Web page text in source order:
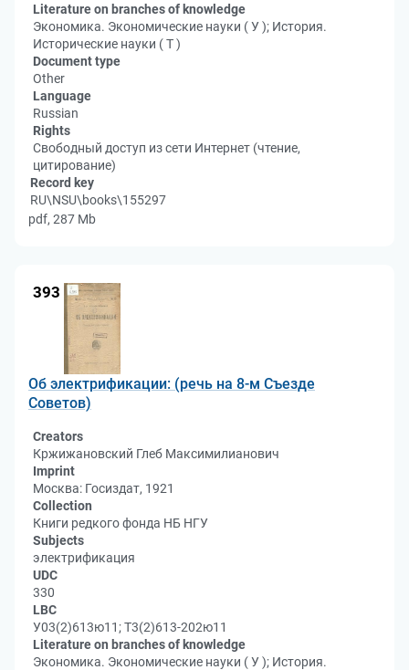
Literature on branches of knowledge
Экономика. Экономические науки ( У ); История.
Исторические науки ( Т )
Document type
Other
Language
Russian
Rights
Свободный доступ из сети Интернет (чтение,
цитирование)
Record key
RU\NSU\books\155297
pdf, 287 Mb
393
Об электрификации: (речь на 8-м Съезде
Советов)
Creators
Кржижановский Глеб Максимилианович
Imprint
Москва: Госиздат, 1921
Collection
Книги редкого фонда НБ НГУ
Subjects
электрификация
UDC
330
LBC
У03(2)613ю11; Т3(2)613-202ю11
Literature on branches of knowledge
Экономика. Экономические науки ( У ); История.